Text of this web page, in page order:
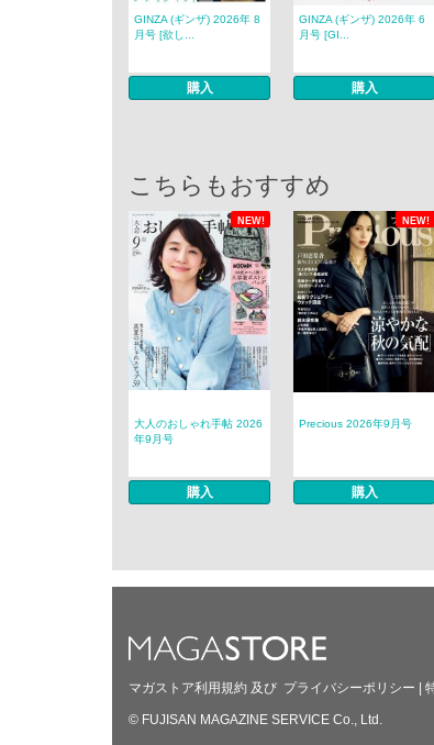
GINZA (ギンザ) 2026年 8
月号 [欲し...
購入
GINZA (ギンザ) 2026年 6
月号 [GI...
購入
こちらもおすすめ
NEW! NEW!
大人のおしゃれ手帖 2026
年9月号
購入
Precious 2026年9月号
購入
マガストア利用規約 及び プライバシーポリシー
© FUJISAN MAGAZINE SERVICE Co., Ltd.